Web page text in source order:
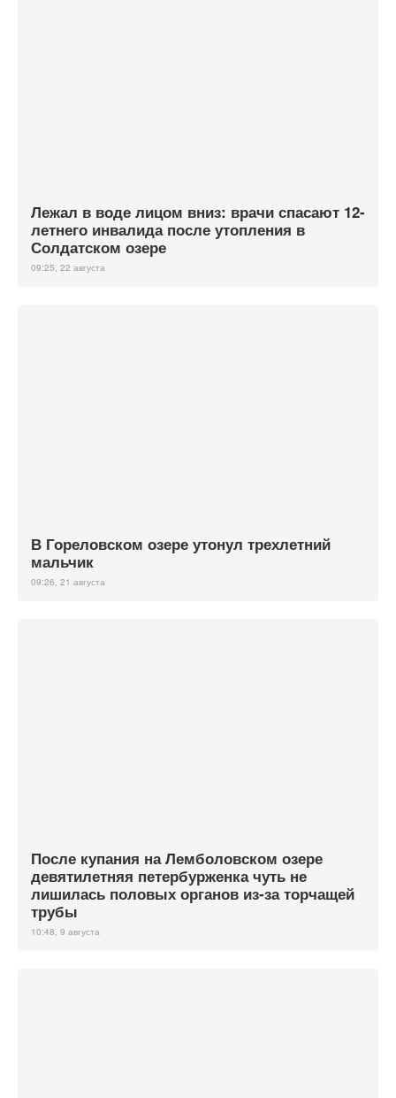
Лежал в воде лицом вниз: врачи спасают 12-
летнего инвалида после утопления в
Солдатском озере
09:25, 22 августа
В Гореловском озере утонул трехлетний
мальчик
09:26, 21 августа
После купания на Лемболовском озере
девятилетняя петербурженка чуть не
лишилась половых органов из-за торчащей
трубы
10:48, 9 августа